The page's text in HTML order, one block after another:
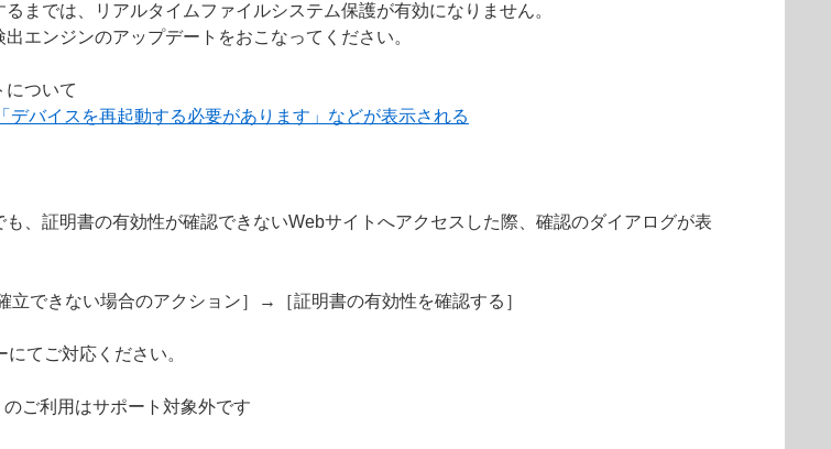
までは、リアルタイムファイルシステム保護が有効になりません。
エンジンのアップデートをおこなってください。
について
バイスを再起動する必要があります」などが表示される
、証明書の有効性が確認できないWebサイトへアクセスした際、確認のダイアログが表
できない場合のアクション］→［証明書の有効性を確認する］
てご対応ください。
ご利用はサポート対象外です